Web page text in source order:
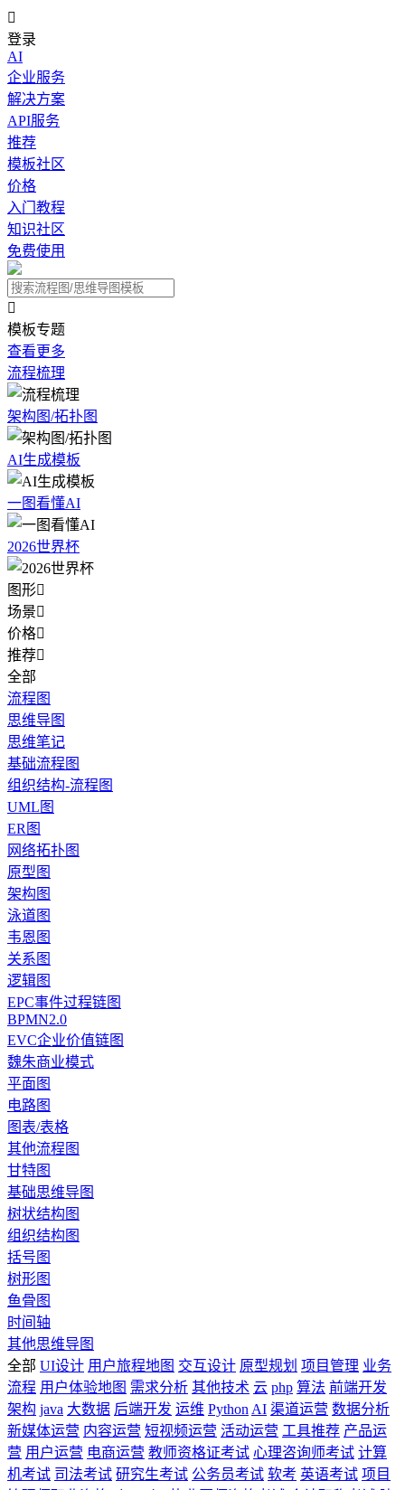

登录
AI
企业服务
解决方案
API服务
推荐
模板社区
价格
入门教程
知识社区
免费使用

模板专题
查看更多
流程梳理
架构图/拓扑图
AI生成模板
一图看懂AI
2026世界杯
图形
场景
价格
推荐
全部
流程图
思维导图
思维笔记
基础流程图
组织结构-流程图
UML图
ER图
网络拓扑图
原型图
架构图
泳道图
韦恩图
关系图
逻辑图
EPC事件过程链图
BPMN2.0
EVC企业价值链图
魏朱商业模式
平面图
电路图
图表/表格
其他流程图
甘特图
基础思维导图
树状结构图
组织结构图
括号图
树形图
鱼骨图
时间轴
其他思维导图
全部 UI设计 用户旅程地图 交互设计 原型规划 项目管理 业务
流程 用户体验地图 需求分析 其他技术 云 php 算法 前端开发
架构 java 大数据 后端开发 运维 Python AI 渠道运营 数据分析
新媒体运营 内容运营 短视频运营 活动运营 工具推荐 产品运
营 用户运营 电商运营 教师资格证考试 心理咨询师考试 计算
机考试 司法考试 研究生考试 公务员考试 软考 英语考试 项目